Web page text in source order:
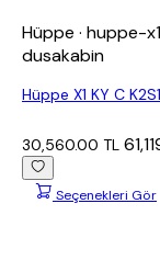
Hüppe · huppe-
dusakabin
Hüppe X1 KY C
30,560.00 TL
Seçenekleri Gör